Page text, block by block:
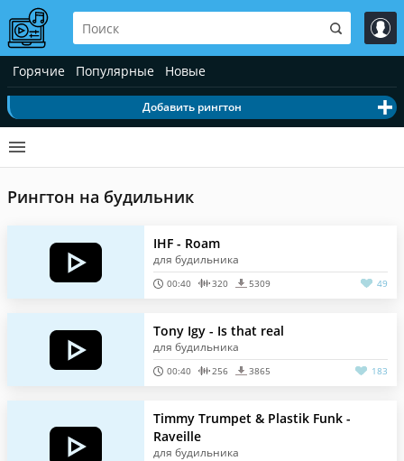
Горячие Популярные Новые
Добавить рингтон
Рингтон на будильник
IHF - Roam
для будильника
00:40 320 5309 49
Tony Igy - Is that real
для будильника
00:40 256 3865 183
Timmy Trumpet & Plastik Funk -
Raveille
для будильника